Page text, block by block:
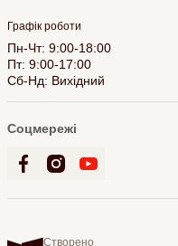
Графік роботи
Пн-Чт: 9:00-18:00
Пт: 9:00-17:00
Сб-Нд: Вихідний
Соцмережі
Створено